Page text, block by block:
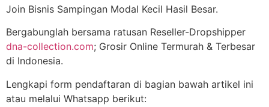
Join Bisnis Sampingan Modal Kecil Hasil Besar.
Bergabunglah bersama ratusan Reseller-Dropshipper
dna-collection.com; Grosir Online Termurah & Terbesar
di Indonesia.
Lengkapi form pendaftaran di bagian bawah artikel ini
atau melalui Whatsapp berikut: